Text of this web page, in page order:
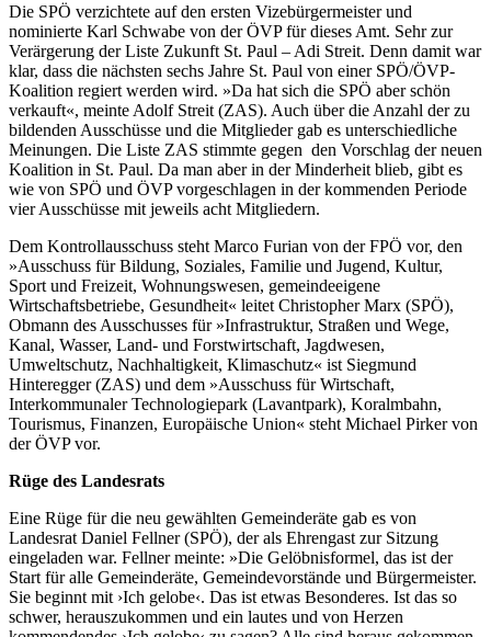
Die SPÖ verzichtete auf den ersten Vizebürgermeister und
nominierte Karl Schwabe von der ÖVP für dieses Amt. Sehr zur
Verärgerung der Liste Zukunft St. Paul – Adi Streit. Denn damit war
klar, dass die nächsten sechs Jahre St. Paul von einer SPÖ/ÖVP-
Koalition regiert werden wird. »Da hat sich die SPÖ aber schön
verkauft«, meinte Adolf Streit (ZAS). Auch über die Anzahl der zu
bildenden Ausschüsse und die Mitglieder gab es unterschiedliche
Meinungen. Die Liste ZAS stimmte gegen den Vorschlag der neuen
Koalition in St. Paul. Da man aber in der Minderheit blieb, gibt es
wie von SPÖ und ÖVP vorgeschlagen in der kommenden Periode
vier Ausschüsse mit jeweils acht Mitgliedern.
Dem Kontrollausschuss steht Marco Furian von der FPÖ vor, den
»Ausschuss für Bildung, Soziales, Familie und Jugend, Kultur,
Sport und Freizeit, Wohnungswesen, gemeindeeigene
Wirtschaftsbetriebe, Gesundheit« leitet Christopher Marx (SPÖ),
Obmann des Ausschusses für »Infrastruktur, Straßen und Wege,
Kanal, Wasser, Land- und Forstwirtschaft, Jagdwesen,
Umweltschutz, Nachhaltigkeit, Klimaschutz« ist Siegmund
Hinteregger (ZAS) und dem »Ausschuss für Wirtschaft,
Interkommunaler Technologiepark (Lavantpark), Koralmbahn,
Tourismus, Finanzen, Europäische Union« steht Michael Pirker von
der ÖVP vor.
Rüge des Landesrats
Eine Rüge für die neu gewählten Gemeinderäte gab es von
Landesrat Daniel Fellner (SPÖ), der als Ehrengast zur Sitzung
eingeladen war. Fellner meinte: »Die Gelöbnisformel, das ist der
Start für alle Gemeinderäte, Gemeindevorstände und Bürgermeister.
Sie beginnt mit ›Ich gelobe‹. Das ist etwas Besonderes. Ist das so
schwer, herauszukommen und ein lautes und von Herzen